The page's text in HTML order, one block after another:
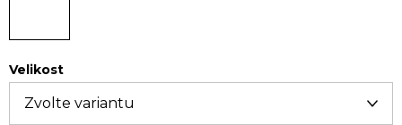
Velikost